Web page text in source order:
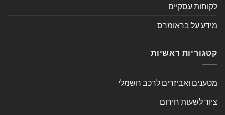
לקוחות עסקיים
מידע על בראומרס
קטגוריות ראשיות
מטענים ואביזרים לרכב חשמלי
ציוד לשעות חירום